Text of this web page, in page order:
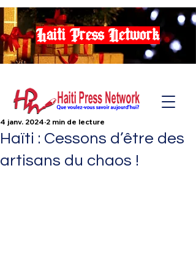
Haiti Press Network
Haïti : Cessons d’être des
artisans du chaos !
4 janv. 2024 2 min de lecture